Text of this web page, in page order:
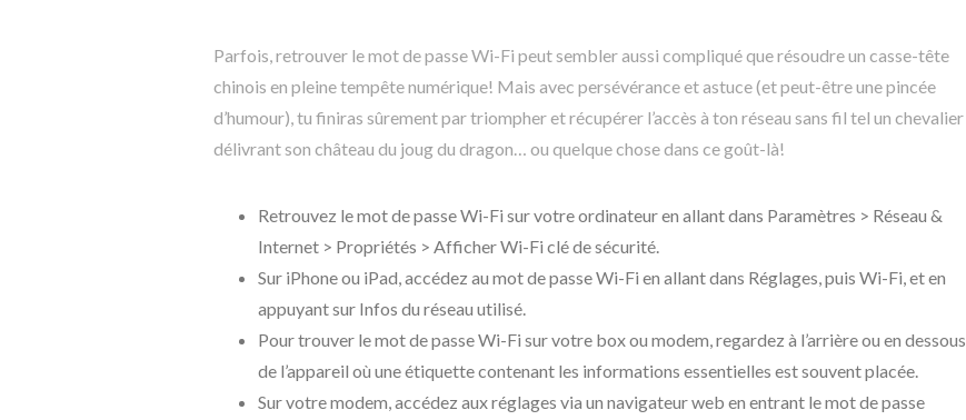
Parfois, retrouver le mot de passe Wi-Fi peut sembler aussi compliqué que résoudre un casse-tête
chinois en pleine tempête numérique! Mais avec persévérance et astuce (et peut-être une pincée
d’humour), tu finiras sûrement par triompher et récupérer l’accès à ton réseau sans fil tel un chevalier
délivrant son château du joug du dragon… ou quelque chose dans ce goût-là!
Retrouvez le mot de passe Wi-Fi sur votre ordinateur en allant dans Paramètres > Réseau &
Internet > Propriétés > Afficher Wi-Fi clé de sécurité.
Sur iPhone ou iPad, accédez au mot de passe Wi-Fi en allant dans Réglages, puis Wi-Fi, et en
appuyant sur Infos du réseau utilisé.
Pour trouver le mot de passe Wi-Fi sur votre box ou modem, regardez à l’arrière ou en dessous
de l’appareil où une étiquette contenant les informations essentielles est souvent placée.
Sur votre modem, accédez aux réglages via un navigateur web en entrant le mot de passe